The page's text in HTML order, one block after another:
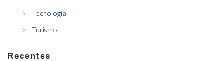
Tecnologia
Turismo
Recentes